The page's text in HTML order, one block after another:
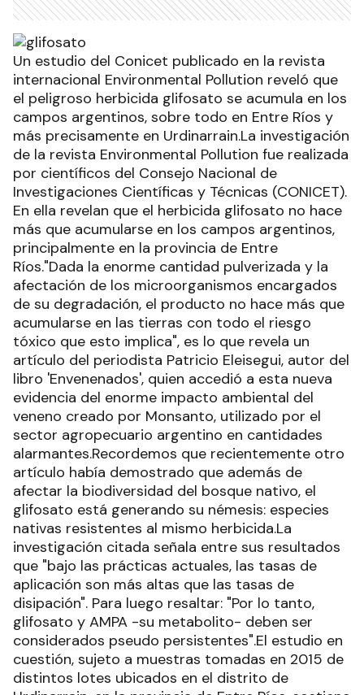
Un estudio del Conicet publicado en la revista
internacional Environmental Pollution reveló que
el peligroso herbicida glifosato se acumula en los
campos argentinos, sobre todo en Entre Ríos y
más precisamente en Urdinarrain.La investigación
de la revista Environmental Pollution fue realizada
por científicos del Consejo Nacional de
Investigaciones Científicas y Técnicas (CONICET).
En ella revelan que el herbicida glifosato no hace
más que acumularse en los campos argentinos,
principalmente en la provincia de Entre
Ríos."Dada la enorme cantidad pulverizada y la
afectación de los microorganismos encargados
de su degradación, el producto no hace más que
acumularse en las tierras con todo el riesgo
tóxico que esto implica", es lo que revela un
artículo del periodista Patricio Eleisegui, autor del
libro 'Envenenados', quien accedió a esta nueva
evidencia del enorme impacto ambiental del
veneno creado por Monsanto, utilizado por el
sector agropecuario argentino en cantidades
alarmantes.Recordemos que recientemente otro
artículo había demostrado que además de
afectar la biodiversidad del bosque nativo, el
glifosato está generando su némesis: especies
nativas resistentes al mismo herbicida.La
investigación citada señala entre sus resultados
que "bajo las prácticas actuales, las tasas de
aplicación son más altas que las tasas de
disipación". Para luego resaltar: "Por lo tanto,
glifosato y AMPA -su metabolito- deben ser
considerados pseudo persistentes".El estudio en
cuestión, sujeto a muestras tomadas en 2015 de
distintos lotes ubicados en el distrito de